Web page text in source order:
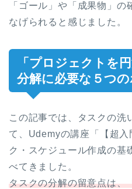
「ゴール」や「成果物」
なげられると感じました。
「プロジェクトを
分解に必要な５つ
この記事では、タスクの洗
て、Udemyの講座「【超
ク・スケジュール作成の基
べてきました。
タスクの分解の留意点は、